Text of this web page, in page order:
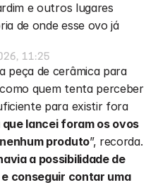
e outros lugares
de onde esse ovo já
11:25
peça de cerâmica para
quem tenta perceber
para existir fora
lancei foram os ovos
produto”, recorda.
a possibilidade de
conseguir contar uma